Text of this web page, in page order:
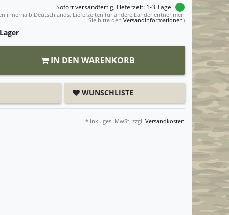
Sofort versandfertig, Lieferzeit: 1-3 Tage
innerhalb Deutschlands, Lieferzeiten für andere Länder entnehmen
Sie bitte den Versandinformationen)
IN DEN WARENKORB
WUNSCHLISTE
* inkl. ges. MwSt. zzgl. Versandkosten